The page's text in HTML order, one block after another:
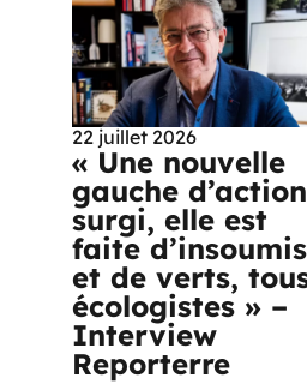
22 juillet 2026
« Une nouvelle
gauche
surgi, elle est
faite d’insoumis
et de verts,
écologistes » –
Interview
Reporterre